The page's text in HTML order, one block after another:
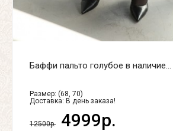
Баффи пальто голубое в наличие...
Размер: (68, 70)
Доставка: В день заказа!
12500р. 4999р.